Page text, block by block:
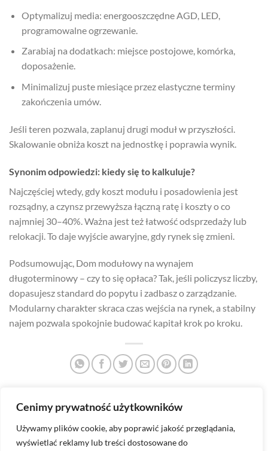
Cenimy prywatność użytkowników
Używamy plików cookie, aby poprawić jakość przeglądania,
wyświetlać reklamy lub treści dostosowane do
Optymalizuj media: energooszczędne AGD, LED,
programowalne ogrzewanie.
Zarabiaj na dodatkach: miejsce postojowe, komórka,
doposażenie.
Minimalizuj puste miesiące przez elastyczne terminy
zakończenia umów.
Jeśli teren pozwala, zaplanuj drugi moduł w przyszłości.
Skalowanie obniża koszt na jednostkę i poprawia wynik.
Synonim odpowiedzi: kiedy się to kalkuluje?
Najczęściej wtedy, gdy koszt modułu i posadowienia jest
rozsądny, a czynsz przewyższa łączną ratę i koszty o co
najmniej 30–40%. Ważna jest też łatwość odsprzedaży lub
relokacji. To daje wyjście awaryjne, gdy rynek się zmieni.
Podsumowując, Dom modułowy na wynajem
długoterminowy – czy to się opłaca? Tak, jeśli policzysz liczby,
dopasujesz standard do popytu i zadbasz o zarządzanie.
Modularny charakter skraca czas wejścia na rynek, a stabilny
najem pozwala spokojnie budować kapitał krok po kroku.
Domki modułowe w turystyce
– ile można zarobić?
Domy modułowe w miastach
– rosnący trend?